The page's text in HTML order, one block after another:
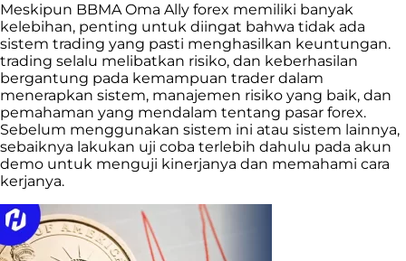
Meskipun BBMA Oma Ally forex memiliki banyak
kelebihan, penting untuk diingat bahwa tidak ada
sistem trading yang pasti menghasilkan keuntungan.
trading selalu melibatkan risiko, dan keberhasilan
bergantung pada kemampuan trader dalam
menerapkan sistem, manajemen risiko yang baik, dan
pemahaman yang mendalam tentang pasar forex.
Sebelum menggunakan sistem ini atau sistem lainnya,
sebaiknya lakukan uji coba terlebih dahulu pada akun
demo untuk menguji kinerjanya dan memahami cara
kerjanya.